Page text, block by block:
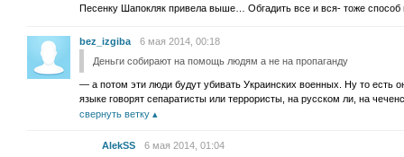
Песенку Шапокляк привела выше… Обгадить все и вся- тоже способ
bez_izgiba
6 мая 2014, 00:18
Деньги собирают на помощь людям а не на пропаганду
— а потом эти люди будут убивать Украинских военных. Ну то есть
языке говорят сепаратисты или террористы, на русском ли, на
свернуть ветку
AlekSS 6 мая 2014, 01:04